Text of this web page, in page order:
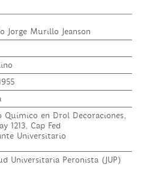
Jorge Murillo Jeanson
Químico en Drol Decoraciones,
1213, Cap Fed
Universitario
Universitaria Peronista (JUP)